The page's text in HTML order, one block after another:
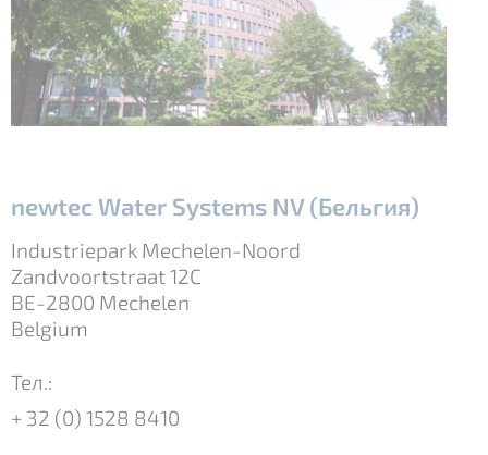
newtec Water Systems NV (Бельгия)
Industriepark Mechelen-Noord
Zandvoortstraat 12C
BE-2800 Mechelen
Belgium
Тел.:
+ 32 (0) 1528 8410